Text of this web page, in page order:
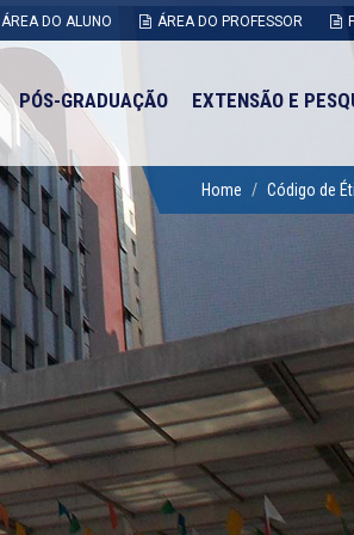
ÁREA DO ALUNO ÁREA DO PROFESSOR
PÓS-GRADUAÇÃO EXTENSÃO E
Home Código de